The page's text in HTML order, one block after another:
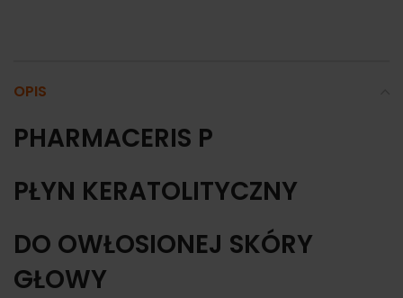
OPIS
PHARMACERIS P
PŁYN KERATOLITYCZNY
DO OWŁOSIONEJ SKÓRY
GŁOWY